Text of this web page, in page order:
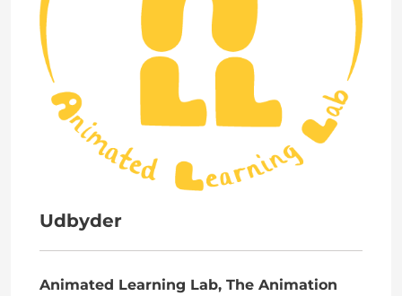
Udbyder
Animated Learning Lab, The Animation